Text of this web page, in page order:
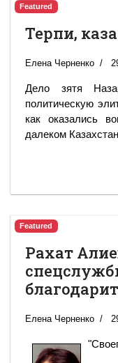
Featured
Терпи,
Елена Черненко
Дело зятя
политическую
как оказались
далеком
Featured
Рахат
Елена Черненко